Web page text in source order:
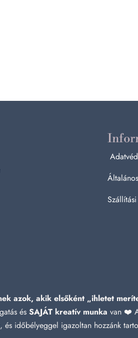
azok, akik elsőként „ihletet
ésSAJÁT kreatív munka van ❤️
időbélyeggel igazoltan hozzánk